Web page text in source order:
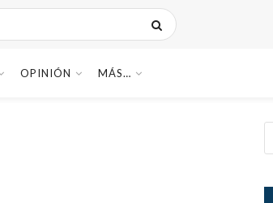
OPINIÓN MÁS…